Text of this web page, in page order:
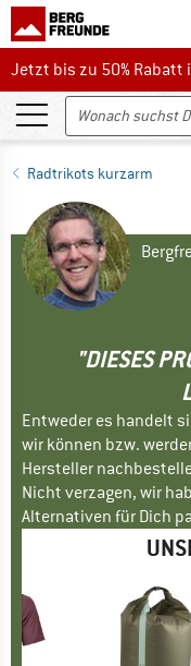
Jetzt bis zu 50% Rabatt
Jetzt bis zu 50% Rabatt
Radtrikots kurzarm
"DIESES
Entweder es handelt
wir können bzw.
Hersteller
Nicht verzagen, wir
Alternativen für Dich